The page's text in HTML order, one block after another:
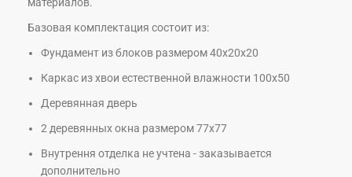
материалов.
Базовая комплектация состоит из:
Фундамент из блоков размером 40х20х20
Каркас из хвои естественной влажности 100х50
Деревянная дверь
2 деревянных окна размером 77х77
Внутрення отделка не учтена - заказывается
дополнительно